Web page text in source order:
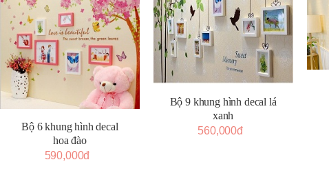
Bộ 6 khung hình decal
hoa đào
590,000đ
Bộ 9 khung hình decal lá
xanh
560,000đ